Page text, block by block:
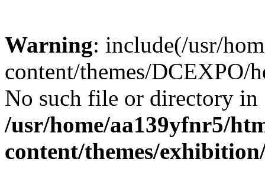
Warning: include(/usr/
content/themes/DCEXPO/
No such file or directory in
/usr/home/aa139yfnr5/
content/themes/